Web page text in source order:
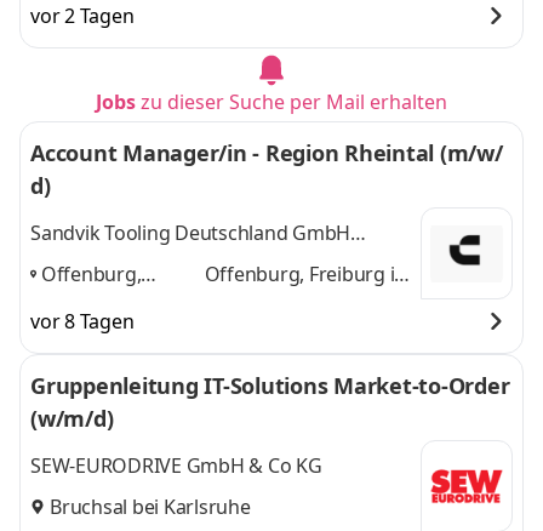
Hamburg,
München, Leipzig,
Hannover, Bremen,
Stuttgart
Köln, Dresden,
Hannover, Bremen,
Stuttgartund 9
weitere
vor 2 Tagen
Jobszu dieser Suche per Mail erhalten
Account Manager/in - Region Rheintal (m/w/
d)
Sandvik Tooling Deutschland GmbH
Geschäftsbereich Coromant
Offenburg,
Breisgau,
Karlsruhe,
Offenburg, Freiburg im
vor 8 Tagen
Gruppenleitung IT-Solutions Market-to-Order
(w/m/d)
SEW-EURODRIVE GmbH & Co KG
Bruchsal bei Karlsruhe